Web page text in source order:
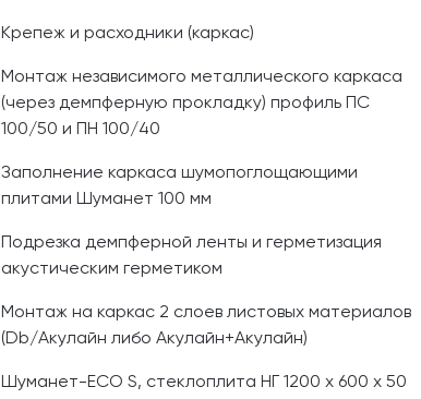
Крепеж и расходники (каркас)
Монтаж независимого металлического каркаса
(через демпферную прокладку) профиль ПС
100/50 и ПН 100/40
Заполнение каркаса шумопоглощающими
плитами Шуманет 100 мм
Подрезка демпферной ленты и герметизация
акустическим герметиком
Монтаж на каркас 2 слоев листовых материалов
(Db/Акулайн либо Акулайн+Акулайн)
Шуманет-ECO S, стеклоплита НГ 1200 х 600 х 50